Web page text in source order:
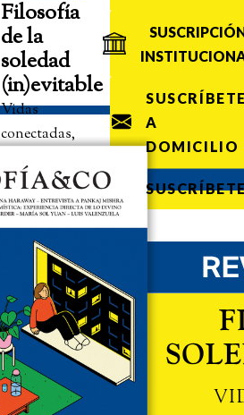
Filosofía
de la
soledad
(in)evitable
Vidas
conectadas,
desvinculadas
A
DOMICILIO